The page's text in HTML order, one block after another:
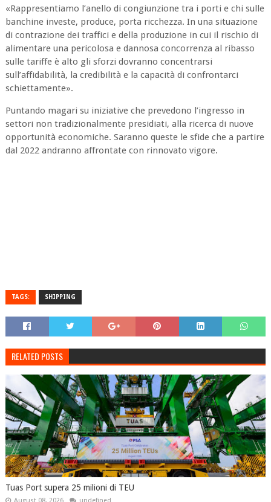
«Rappresentiamo l’anello di congiunzione tra i porti e chi sulle
banchine investe, produce, porta ricchezza. In una situazione
di contrazione dei traffici e della produzione in cui il rischio di
alimentare una pericolosa e dannosa concorrenza al ribasso
sulle tariffe è alto gli sforzi dovranno concentrarsi
sull’affidabilità, la credibilità e la capacità di confrontarci
schiettamente».
Puntando magari su iniziative che prevedono l’ingresso in
settori non tradizionalmente presidiati, alla ricerca di nuove
opportunità economiche. Saranno queste le sfide che a partire
dal 2022 andranno affrontate con rinnovato vigore.
TAGS: SHIPPING
RELATED POSTS
Tuas Port supera 25 milioni di TEU